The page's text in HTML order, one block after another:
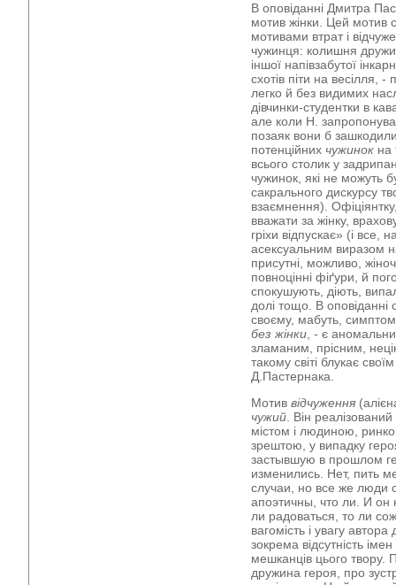
В оповіданні Дмитра
мотив жінки. Цей мотив
мотивами втрат і
чужинця: колишня
іншої напівзабутої
схотів піти на весілля,
легко й без видимих
дівчинки-студентки в
але коли Н.
позаяк вони б
потенційних чужинок на
всього столик у
чужинок, які не можуть
сакрального дискурсу
взаємнення).
вважати за жінку,
гріхи відпускає» (і все,
асексуальним виразом
присутні, можливо,
повноцінні фіґури, й
спокушують, діють,
долі тощо. В оповіданні
своєму, мабуть,
без жінки , - є
зламаним, прісним,
такому світі блукає
Д.Пастернака.
Мотив відчуження
чужий . Він
містом і людиною,
зрештою, у випадку
застывшую в прошлом
изменились. Нет, пить
случаи, но все же люди
апоэтичны, что ли. И он
ли радоваться, то ли
вагомість і увагу
зокрема відсутність
мешканців цього твору.
дружина героя, про